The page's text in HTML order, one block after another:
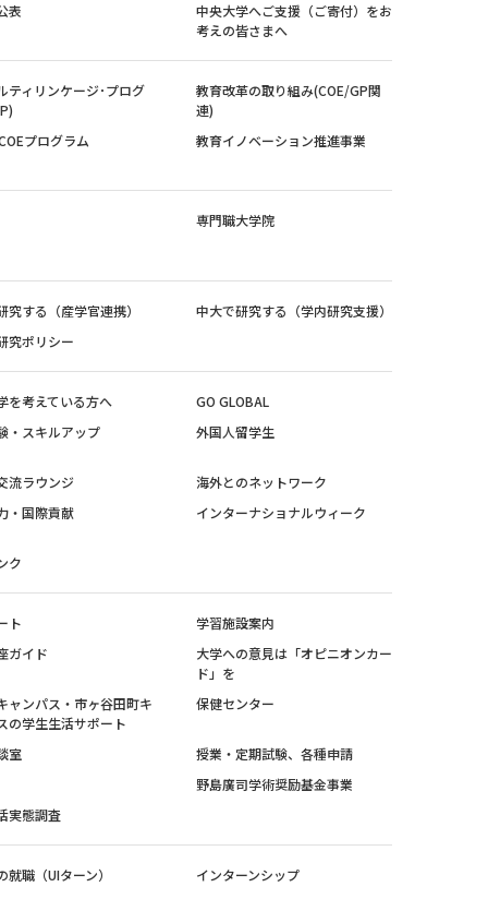
表
中央大学へご支援（ご寄付）をお
考えの皆さまへ
ティリンケージ･プログ
教育改革の取り組み(COE/GP関
連)
プログラム
教育イノベーション推進事業
専門職大学院
究する（産学官連携）
中大で研究する（学内研究支援）
究ポリシー
を考えている方へ
GO GLOBAL
・スキルアップ
外国人留学生
流ラウンジ
海外とのネットワーク
・国際貢献
インターナショナルウィーク
ク
ト
学習施設案内
ガイド
大学への意見は「オピニオンカー
ド」を
ャンパス・市ヶ谷田町キ
の学生生活サポート
保健センター
室
授業・定期試験、各種申請
野島廣司学術奨励基金事業
実態調査
就職（UIターン）
インターンシップ